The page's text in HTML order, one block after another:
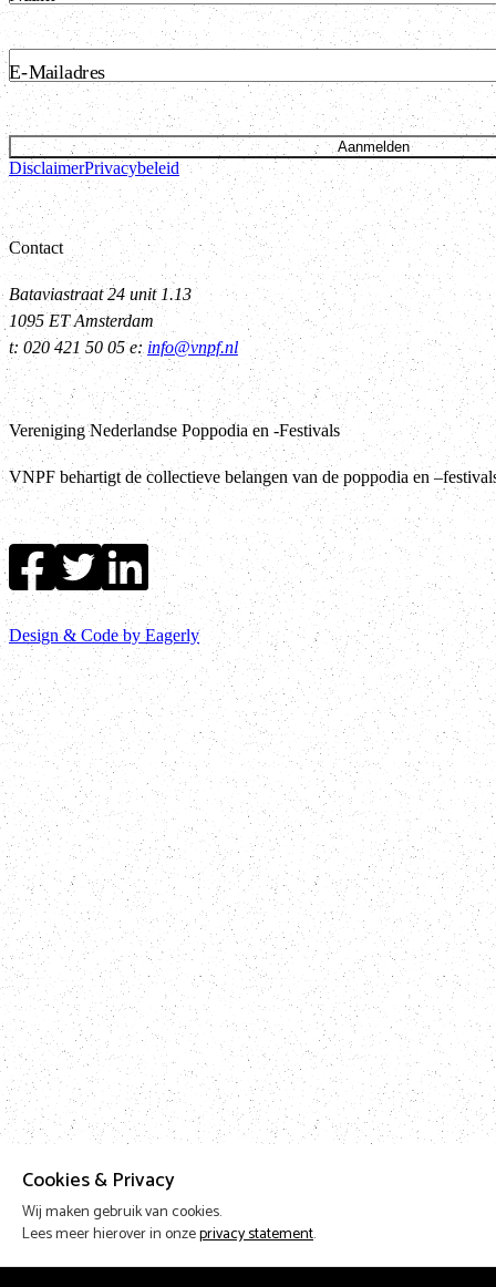
Cookies & Privacy
Wij maken gebruik van cookies.
Lees meer hierover in onzeprivacy statement.
E-Mailadres
Aanmelden
DisclaimerPrivacybeleid
Contact
Bataviastraat 24 unit 1.13
1095 ET Amsterdam
t: 020 421 50 05 e: info@vnpf.nl
Vereniging Nederlandse Poppodia en -Festivals
VNPF behartigt de collectieve belangen van de poppodia en
Design & Code by Eagerly